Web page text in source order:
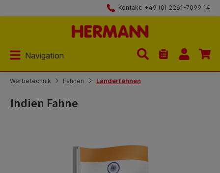
Kontakt: +49 (0) 2261-7099 14
Navigation
Du hast 0
Werbetechnik Fahnen Länderfahnen
Indien Fahne